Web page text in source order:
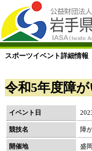
スポーツイベント詳細情報
令和5年度障
イベント日
競技名 障
開催地 盛